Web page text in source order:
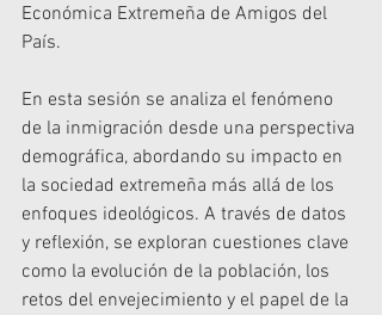
Económica Extremeña de Amigos del
País.
En esta sesión se analiza el fenómeno
de la inmigración desde una perspectiva
demográfica, abordando su impacto en
la sociedad extremeña más allá de los
enfoques ideológicos. A través de datos
y reflexión, se exploran cuestiones clave
como la evolución de la población, los
retos del envejecimiento y el papel de la